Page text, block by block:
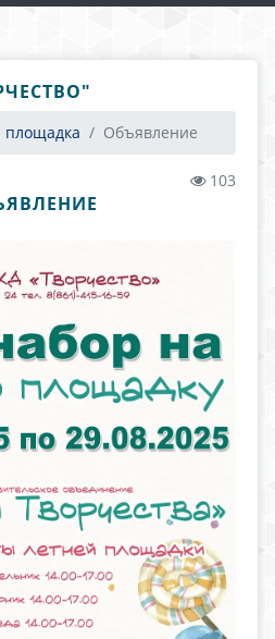
площадка Объявление
103